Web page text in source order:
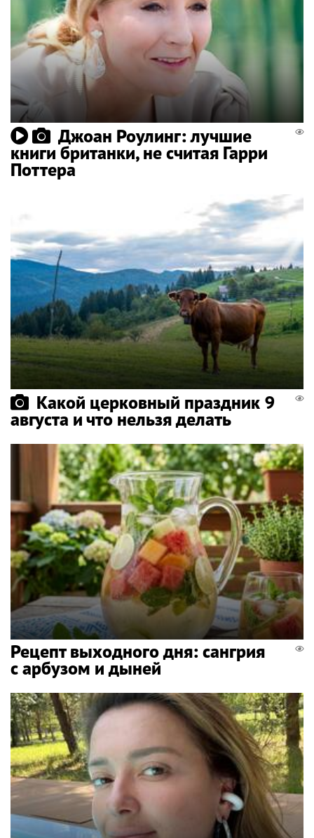
Джоан Роулинг: лучшие
книги британки, не считая Гарри
Поттера
Какой церковный праздник 9
августа и что нельзя делать
Рецепт выходного дня: сангрия
с арбузом и дыней